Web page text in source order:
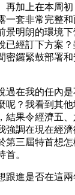
再加上在本周
一套非常完整
景明朗的環境
已經訂下方案
密鑼緊鼓部署
過在我的任內
呢？我看到其
結果令經濟五
強調在現在經
第三屆特首想
首。
跟進是否在這